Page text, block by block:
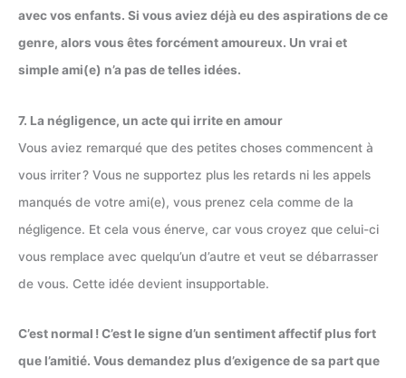
avec vos enfants. Si vous aviez déjà eu des aspirations de ce
genre, alors vous êtes forcément amoureux. Un vrai et
simple ami(e) n’a pas de telles idées.
7. La négligence, un acte qui irrite en amour
Vous aviez remarqué que des petites choses commencent à
vous irriter ? Vous ne supportez plus les retards ni les appels
manqués de votre ami(e), vous prenez cela comme de la
négligence. Et cela vous énerve, car vous croyez que celui-ci
vous remplace avec quelqu’un d’autre et veut se débarrasser
de vous. Cette idée devient insupportable.
C’est normal ! C’est le signe d’un sentiment affectif plus fort
que l’amitié. Vous demandez plus d’exigence de sa part que